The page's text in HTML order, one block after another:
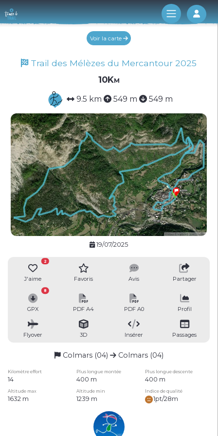
Log
Voir la carte
Trail des Mélèzes du Mercantour 2025
10Km
9.5 km 549 m 549 m
19/07/2025
J'aime
2
Favoris Avis Partager
GPX
8
PDF A4 PDF A0 Profil
Flyover 3D Insérer Passages
Colmars (04) Colmars (04)
Kilomètre effort Plus longue montée Plus longue descente
14 400 m 400 m
Altitude max Altitude min Indice de qualité
1632 m 1239 m 1pt/28m